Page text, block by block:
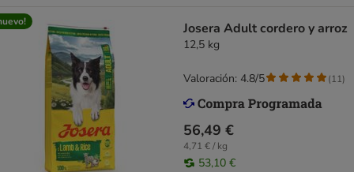
Josera Adult cordero y arroz
12,5 kg
56,49 €
4,71 € / kg
53,10 €
Valoración: 4.8/5 (11)